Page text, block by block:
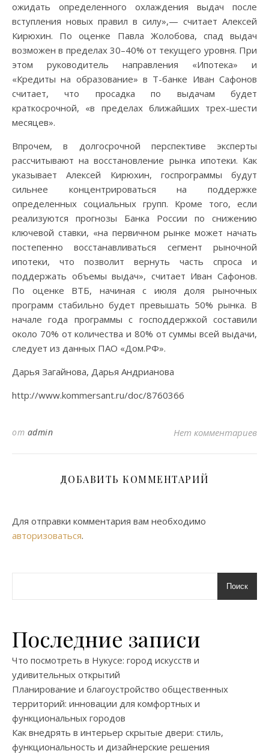
ожидать определенного охлаждения выдач после
вступления новых правил в силу»,— считает Алексей
Кирюхин. По оценке Павла Жолобова, спад выдач
возможен в пределах 30–40% от текущего уровня. При
этом руководитель направления «Ипотека» и
«Кредиты на образование» в Т-банке Иван Сафонов
считает, что просадка по выдачам будет
краткосрочной, «в пределах ближайших трех-шести
месяцев».
Впрочем, в долгосрочной перспективе эксперты
рассчитывают на восстановление рынка ипотеки. Как
указывает Алексей Кирюхин, госпрограммы будут
сильнее концентрироваться на поддержке
определенных социальных групп. Кроме того, если
реализуются прогнозы Банка России по снижению
ключевой ставки, «на первичном рынке может начать
постепенно восстанавливаться сегмент рыночной
ипотеки, что позволит вернуть часть спроса и
поддержать объемы выдач», считает Иван Сафонов.
По оценке ВТБ, начиная с июля доля рыночных
программ стабильно будет превышать 50% рынка. В
начале года программы с господдержкой составили
около 70% от количества и 80% от суммы всей выдачи,
следует из данных ПАО «Дом.РФ».
Дарья Загайнова, Дарья Андрианова
http://www.kommersant.ru/doc/8760366
от admin Нет комментариев
ДОБАВИТЬ КОММЕНТАРИЙ
Для отправки комментария вам необходимо
авторизоваться.
Поиск
Последние записи
Что посмотреть в Нукусе: город искусств и
удивительных открытий
Планирование и благоустройство общественных
территорий: инновации для комфортных и
функциональных городов
Как внедрять в интерьер скрытые двери: стиль,
функциональность и дизайнерские решения